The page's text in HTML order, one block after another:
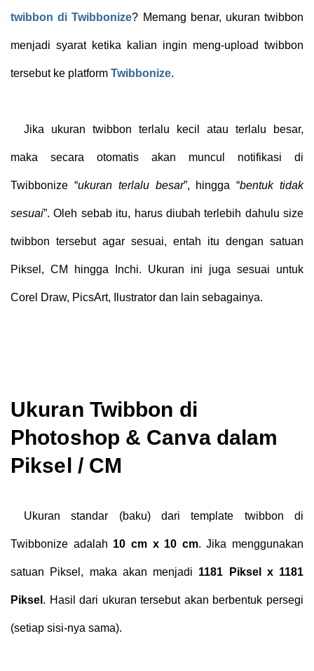
twibbon di Twibbonize? Memang benar, ukuran twibbon
menjadi syarat ketika kalian ingin meng-upload twibbon
tersebut ke platform Twibbonize.
Jika ukuran twibbon terlalu kecil atau terlalu besar,
maka secara otomatis akan muncul notifikasi di
Twibbonize “ukuran terlalu besar”, hingga “bentuk tidak
sesuai”. Oleh sebab itu, harus diubah terlebih dahulu size
twibbon tersebut agar sesuai, entah itu dengan satuan
Piksel, CM hingga Inchi. Ukuran ini juga sesuai untuk
Corel Draw, PicsArt, Ilustrator dan lain sebagainya.
Ukuran Twibbon di
Photoshop & Canva dalam
Piksel / CM
Ukuran standar (baku) dari template twibbon di
Twibbonize adalah 10 cm x 10 cm. Jika menggunakan
satuan Piksel, maka akan menjadi 1181 Piksel x 1181
Piksel . Hasil dari ukuran tersebut akan berbentuk persegi
(setiap sisi-nya sama).